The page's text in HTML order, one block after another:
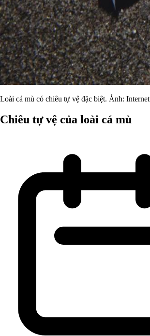
Loài cá mù có chiêu tự vệ đặc biệt. Ảnh: Internet
Chiêu tự vệ của loài cá mù